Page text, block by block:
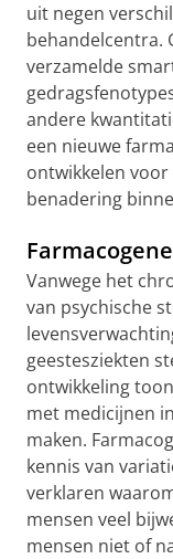
uit negen
behandelcentra.
verzamelde
andere
een nieuwe
ontwikkelen voor
benadering
Vanwege het
van psychische
geestesziekten
ontwikkeling
met medicijnen
maken.
kennis van
verklaren
mensen veel
mensen niet of